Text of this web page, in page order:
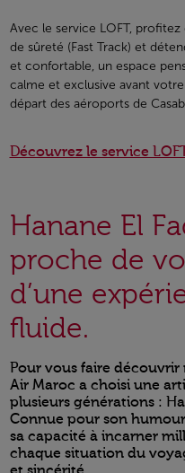
Avec le service LOFT,
de sûreté (Fast Track) et
et confortable, un espace
calme et exclusive avant
départ des aéroports de
Découvrez le service
Hanane El
proche de
d’une
fluide.
Pour vous faire découvrir
Air Maroc a choisi une
plusieurs générations :
Connue pour son
sa capacité à incarner
chaque situation du